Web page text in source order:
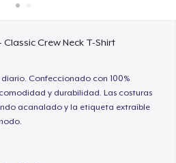
Classic Crew Neck T-Shirt
Confeccionado con 100%
y durabilidad. Las costuras
acanalado y la etiqueta extraíble